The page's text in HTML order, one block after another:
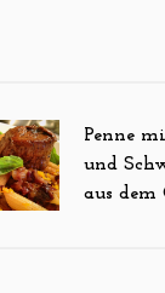
Penne
und
aus dem